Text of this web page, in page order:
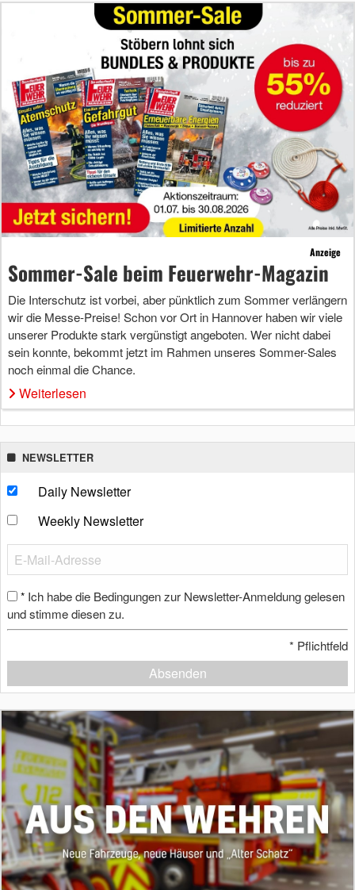
Anzeige
Sommer-Sale beim Feuerwehr-Magazin
Die Interschutz ist vorbei, aber pünktlich zum Sommer verlängern
wir die Messe-Preise! Schon vor Ort in Hannover haben wir viele
unserer Produkte stark vergünstigt angeboten. Wer nicht dabei
sein konnte, bekommt jetzt im Rahmen unseres Sommer-Sales
noch einmal die Chance.
Weiterlesen
NEWSLETTER
Daily Newsletter
Weekly Newsletter
* Ich habe die Bedingungen zur Newsletter-Anmeldung gelesen
und stimme diesen zu.
* Pflichtfeld
Absenden